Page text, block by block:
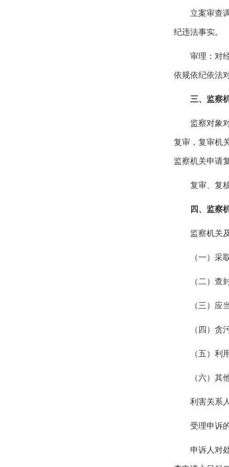
立案审查
纪违法事实。
审理：对
依规依纪依法
三、监察
监察对象
复审，复审机
监察机关申请
复审、复
四、监察
监察机关
（一） 采
（二）查
（三）应
（四）贪
（五）利
（六）其
利害关系
受理申诉
申诉人对